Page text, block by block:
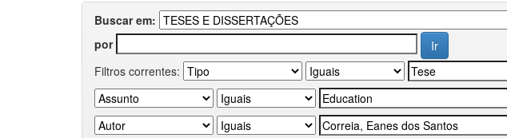
Buscar em:
por
Filtros correntes: